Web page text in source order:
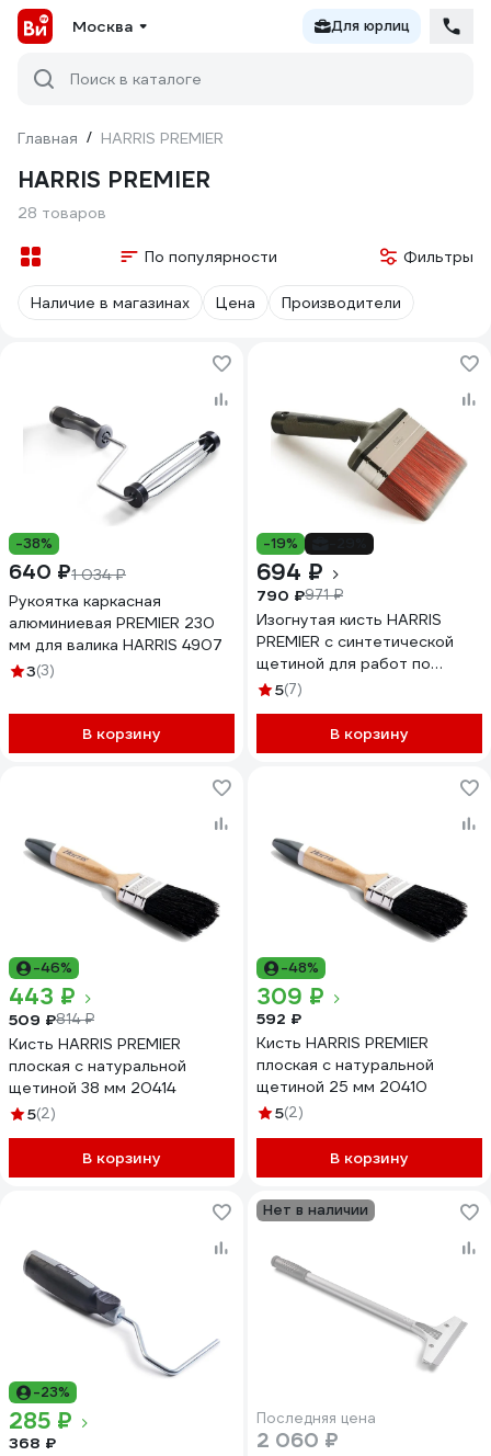
Москва Для юрлиц
Поиск в каталоге
Главная / HARRIS PREMIER
HARRIS PREMIER
28 товаров
По популярности Фильтры
Наличие в магазинах Цена Производители
-38%
640 ₽1 034 ₽
Рукоятка каркасная
алюминиевая PREMIER 230
мм для валика HARRIS 4907
3(3)
В корзину
-19%
694 ₽
790 ₽971 ₽
Изогнутая кисть HARRIS
PREMIER с синтетической
щетиной для работ по
камню 120 мм 432
5(7)
В корзину
-46%
443 ₽
509 ₽814 ₽
Кисть HARRIS PREMIER
плоская с натуральной
щетиной 38 мм 20414
5(2)
В корзину
-48%
309 ₽
592 ₽
Кисть HARRIS PREMIER
плоская с натуральной
щетиной 25 мм 20410
5(2)
В корзину
-23%
285 ₽
368 ₽
Нет в наличии
Последняя цена
2 060 ₽